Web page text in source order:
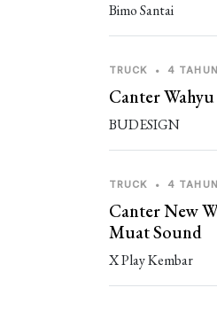
Bimo Santai
TRUCK • 4
Canter
BUDESIGN
TRUCK • 4
Canter New
Muat Sound
X Play Kembar